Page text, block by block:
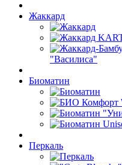
Жаккард
"Василиса"
Биоматин
Перкаль